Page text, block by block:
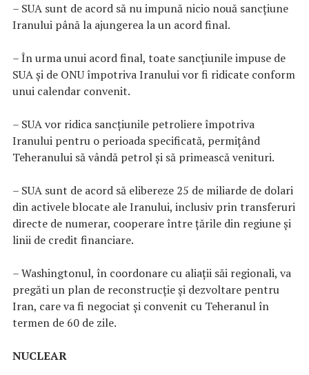
– SUA sunt de acord să nu impună nicio nouă sancţiune
Iranului până la ajungerea la un acord final.
– În urma unui acord final, toate sancţiunile impuse de
SUA şi de ONU împotriva Iranului vor fi ridicate conform
unui calendar convenit.
– SUA vor ridica sancţiunile petroliere împotriva
Iranului pentru o perioada specificată, permiţând
Teheranului să vândă petrol şi să primească venituri.
– SUA sunt de acord să elibereze 25 de miliarde de dolari
din activele blocate ale Iranului, inclusiv prin transferuri
directe de numerar, cooperare între ţările din regiune şi
linii de credit financiare.
– Washingtonul, în coordonare cu aliaţii săi regionali, va
pregăti un plan de reconstrucţie şi dezvoltare pentru
Iran, care va fi negociat şi convenit cu Teheranul în
termen de 60 de zile.
NUCLEAR